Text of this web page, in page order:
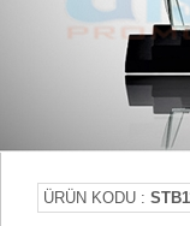
ÜRÜN KODU :